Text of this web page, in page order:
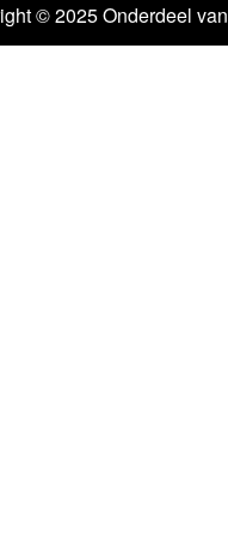
© 2025 Onderdeel van